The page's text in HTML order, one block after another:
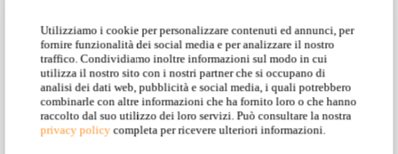
Utilizziamo i cookie per personalizzare contenuti ed annunci, per
fornire funzionalità dei social media e per analizzare il nostro
traffico. Condividiamo inoltre informazioni sul modo in cui
utilizza il nostro sito con i nostri partner che si occupano di
analisi dei dati web, pubblicità e social media, i quali potrebbero
combinarle con altre informazioni che ha fornito loro o che hanno
raccolto dal suo utilizzo dei loro servizi. Può consultare la nostra
privacy policy completa per ricevere ulteriori informazioni.
Moony